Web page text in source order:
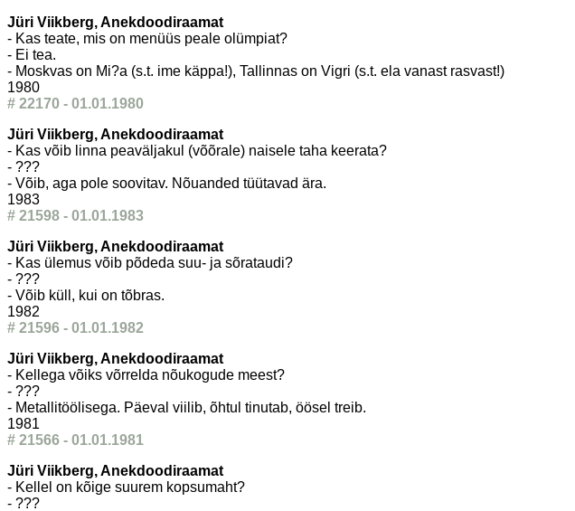
Jüri Viikberg, Anekdoodiraamat
- Kas teate, mis on menüüs peale olümpiat?
- Ei tea.
- Moskvas on Mi?a (s.t. ime käppa!), Tallinnas on Vigri (s.t. ela vanast rasvast!)
1980
# 22170 - 01.01.1980
Jüri Viikberg, Anekdoodiraamat
- Kas võib linna peaväljakul (võõrale) naisele taha keerata?
- ???
- Võib, aga pole soovitav. Nõuanded tüütavad ära.
1983
# 21598 - 01.01.1983
Jüri Viikberg, Anekdoodiraamat
- Kas ülemus võib põdeda suu- ja sõrataudi?
- ???
- Võib küll, kui on tõbras.
1982
# 21596 - 01.01.1982
Jüri Viikberg, Anekdoodiraamat
- Kellega võiks võrrelda nõukogude meest?
- ???
- Metallitöölisega. Päeval viilib, õhtul tinutab, öösel treib.
1981
# 21566 - 01.01.1981
Jüri Viikberg, Anekdoodiraamat
- Kellel on kõige suurem kopsumaht?
- ???